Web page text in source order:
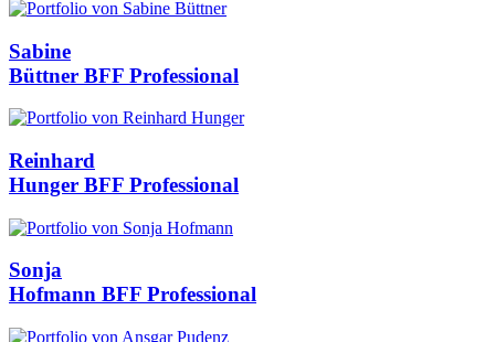
Sabine
Büttner BFF Professional
Reinhard
Hunger BFF Professional
Sonja
Hofmann BFF Professional